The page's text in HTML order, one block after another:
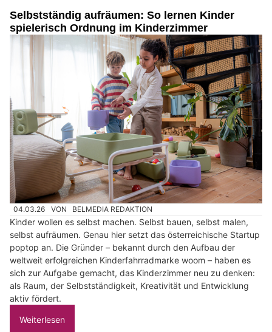
Selbstständig aufräumen: So lernen Kinder
spielerisch Ordnung im Kinderzimmer
04.03.26 VON BELMEDIA REDAKTION
Kinder wollen es selbst machen. Selbst bauen, selbst malen,
selbst aufräumen. Genau hier setzt das österreichische Startup
poptop an. Die Gründer – bekannt durch den Aufbau der
weltweit erfolgreichen Kinderfahrradmarke woom – haben es
sich zur Aufgabe gemacht, das Kinderzimmer neu zu denken:
als Raum, der Selbstständigkeit, Kreativität und Entwicklung
aktiv fördert.
Weiterlesen